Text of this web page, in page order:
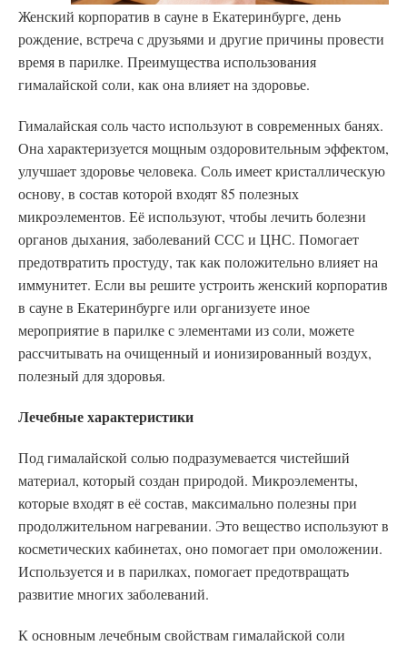
Женский корпоратив в сауне в Екатеринбурге, день
рождение, встреча с друзьями и другие причины провести
время в парилке. Преимущества использования
гималайской соли, как она влияет на здоровье.
Гималайская соль часто используют в современных банях.
Она характеризуется мощным оздоровительным эффектом,
улучшает здоровье человека. Соль имеет кристаллическую
основу, в состав которой входят 85 полезных
микроэлементов. Её используют, чтобы лечить болезни
органов дыхания, заболеваний ССС и ЦНС. Помогает
предотвратить простуду, так как положительно влияет на
иммунитет. Если вы решите устроить женский корпоратив
в сауне в Екатеринбурге или организуете иное
мероприятие в парилке с элементами из соли, можете
рассчитывать на очищенный и ионизированный воздух,
полезный для здоровья.
Лечебные характеристики
Под гималайской солью подразумевается чистейший
материал, который создан природой. Микроэлементы,
которые входят в её состав, максимально полезны при
продолжительном нагревании. Это вещество используют в
косметических кабинетах, оно помогает при омоложении.
Используется и в парилках, помогает предотвращать
развитие многих заболеваний.
К основным лечебным свойствам гималайской соли